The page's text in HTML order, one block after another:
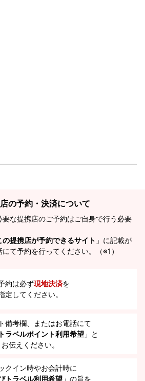
の予約・決済について
な提携店のご予約はご自身で行う必要
の提携店が予約できるサイト 」に記載が
て予約を行ってください。（※1）
約は必ず現地決済を
定してください。
備考欄、またはお電話にて
ラベルポイント利用希望 」と
お伝えください。
クイン時やお会計時に
トラベル利用希望 」の旨を